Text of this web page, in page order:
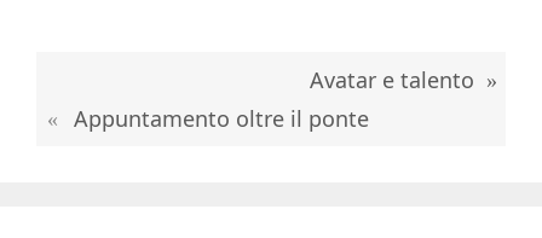
Avatar e talento
Appuntamento oltre il ponte